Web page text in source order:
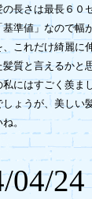
長さは最長６０
準値」なので幅
これだけ綺麗に
質と言えるかと
にはすごく羨ま
しょうが、美しい
ね。
04/